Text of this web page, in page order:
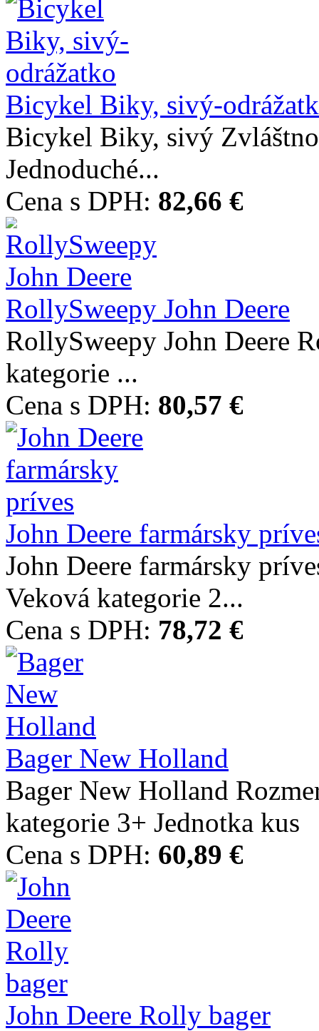
Bicykel Biky, sivý-
Bicykel Biky, sivý
Jednoduché...
Cena s DPH: 82,66 €
RollySweepy John Deere
RollySweepy John Deere
kategorie ...
Cena s DPH: 80,57 €
John Deere farmársky
John Deere farmársky
Veková kategorie 2...
Cena s DPH: 78,72 €
Bager New Holland
Bager New Holland
kategorie 3+ Jednotka kus
Cena s DPH: 60,89 €
John Deere Rolly bager